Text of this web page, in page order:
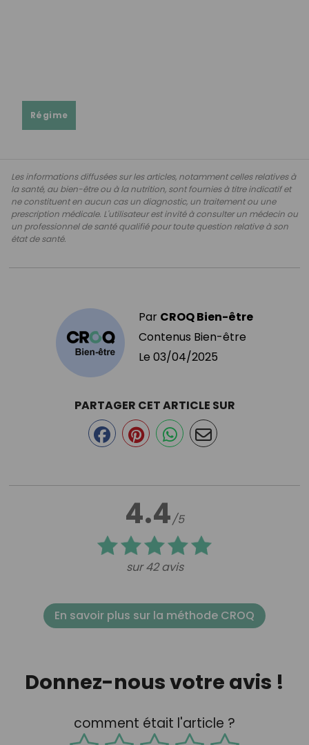
Régime
Les informations diffusées sur les articles, notamment celles relatives à
la santé, au bien-être ou à la nutrition, sont fournies à titre indicatif et
ne constituent en aucun cas un diagnostic, un traitement ou une
prescription médicale. L'utilisateur est invité à consulter un médecin ou
un professionnel de santé qualifié pour toute question relative à son
état de santé.
Par CROQ Bien-être
Contenus Bien-être
Le 03/04/2025
4.4/5
sur 42 avis
PARTAGER CET ARTICLE SUR
En savoir plus sur la méthode CROQ
Donnez-nous votre avis !
comment était l'article ?